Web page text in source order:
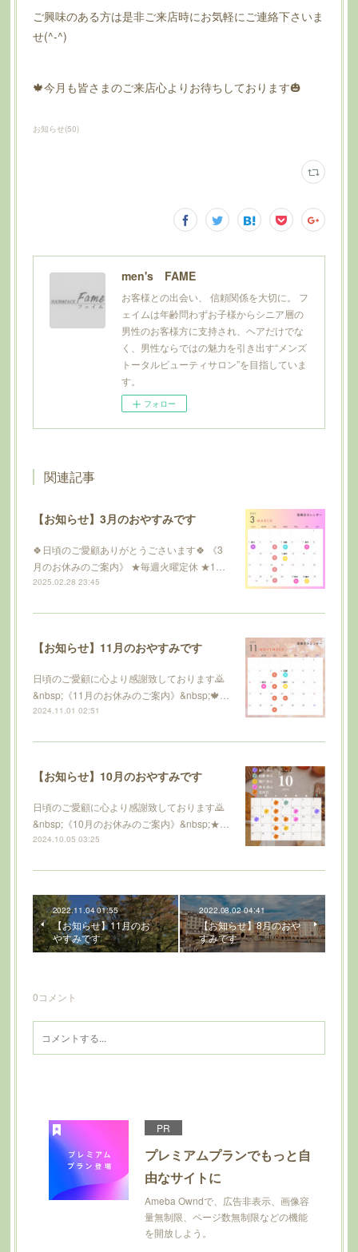
ご興味のある方は是非ご来店時にお気軽にご連絡下さいま
せ(^-^)
🍁今月も皆さまのご来店心よりお待ちしております🎃
お知らせ(50)
men's FAME
お客様との出会い、 信頼関係を大切に。 フ
ェイムは年齢問わずお子様からシニア層の
男性のお客様方に支持され、ヘアだけでな
く、男性ならではの魅力を引き出す“メンズ
トータルビューティサロン”を目指していま
す。
フォロー
関連記事
【お知らせ】3月のおやすみです
🍀日頃のご愛顧ありがとうごさいます🍀 《3
月のお休みのご案内》 ★毎週火曜定休 ★1…
2025.02.28 23:45
【お知らせ】11月のおやすみです
日頃のご愛顧に心より感謝致しております🙇
&nbsp;《11月のお休みのご案内》&nbsp;🍁…
2024.11.01 02:51
【お知らせ】10月のおやすみです
日頃のご愛顧に心より感謝致しております🙇
&nbsp;《10月のお休みのご案内》&nbsp;★…
2024.10.05 03:25
2022.11.04 01:55
【お知らせ】11月のお
やすみです
2022.08.02 04:41
【お知らせ】8月のおや
すみです
0コメント
PR
プレミアムプランでもっと自
由なサイトに
Ameba Owndで、広告非表示、画像容
量無制限、ページ数無制限などの機能
を開放しよう。